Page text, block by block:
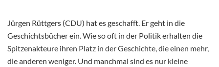
Jürgen Rüttgers (CDU) hat es geschafft. Er geht in die
Geschichtsbücher ein. Wie so oft in der Politik erhalten die
Spitzenakteure ihren Platz in der Geschichte, die einen mehr,
die anderen weniger. Und manchmal sind es nur kleine